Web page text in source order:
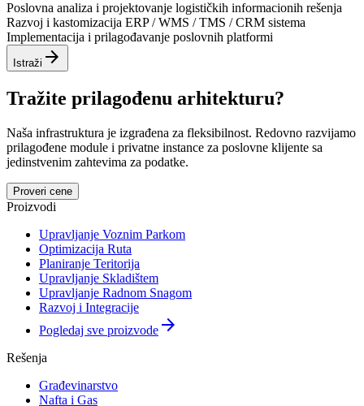
Poslovna analiza i projektovanje logističkih informacionih rešenja
Razvoj i kastomizacija ERP / WMS / TMS / CRM sistema
Implementacija i prilagođavanje poslovnih platformi
Istraži arrow_forward
Tražite prilagođenu arhitekturu?
Naša infrastruktura je izgrađena za fleksibilnost. Redovno razvijamo
prilagođene module i privatne instance za poslovne klijente sa
jedinstvenim zahtevima za podatke.
Proveri cene
Proizvodi
Upravljanje Voznim Parkom
Optimizacija Ruta
Planiranje Teritorija
Upravljanje Skladištem
Upravljanje Radnom Snagom
Razvoj i Integracije
Pogledaj sve proizvode arrow_forward
Rešenja
Građevinarstvo
Nafta i Gas